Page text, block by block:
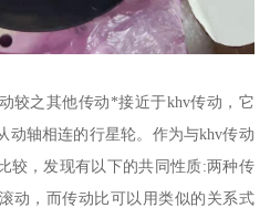
较之其他传动*接近于khv传动，它
动轴相连的行星轮。作为与khv传动
较，发现有以下的共同性质:两种传
动，而传动比可以用类似的关系式